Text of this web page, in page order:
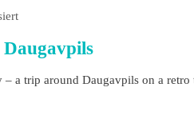
a trip around Daugavpils on a